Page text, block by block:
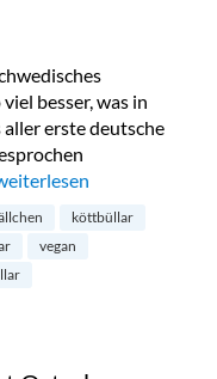
besser, was in
erste deutsche
ja und nochmals ja!
köttbüllar
vegan